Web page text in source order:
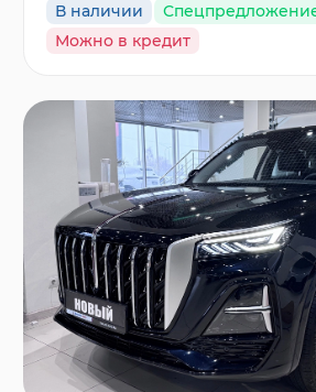
В наличии
Можно в кредит